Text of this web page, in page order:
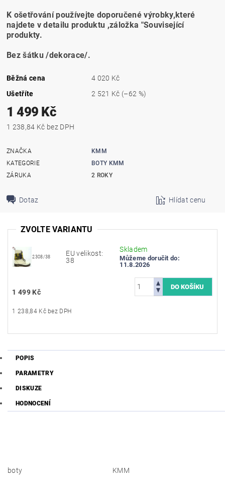
K ošetřování používejte doporučené výrobky,které
najdete v detailu produktu ,záložka "Související
produkty.
Bez šátku /dekorace/.
Běžná cena
4 020 Kč
Ušetříte
2 521 Kč (–62 %)
1 499 Kč
1 238,84 Kč bez DPH
ZNAČKA
KMM
KATEGORIE
BOTY KMM
ZÁRUKA
2 ROKY
Dotaz Hlídat cenu
ZVOLTE VARIANTU
2308/38
EU velikost:
38
Skladem
Můžeme doručit do:
11.8.2026
1 499 Kč
1 238,84 Kč bez DPH
POPIS
PARAMETRY
DISKUZE
HODNOCENÍ
boty KMM